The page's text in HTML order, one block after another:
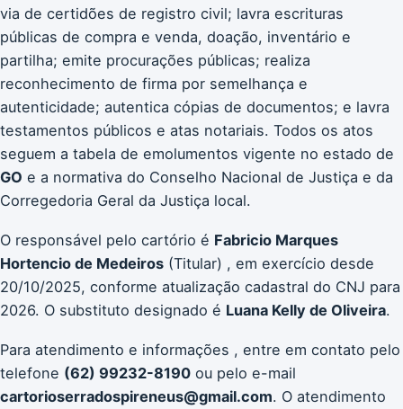
via de certidões de registro civil; lavra escrituras
públicas de compra e venda, doação, inventário e
partilha; emite procurações públicas; realiza
reconhecimento de firma por semelhança e
autenticidade; autentica cópias de documentos; e lavra
testamentos públicos e atas notariais. Todos os atos
seguem a tabela de emolumentos vigente no estado de
GO e a normativa do Conselho Nacional de Justiça e da
Corregedoria Geral da Justiça local.
O responsável pelo cartório é Fabricio Marques
Hortencio de Medeiros (Titular) , em exercício desde
20/10/2025, conforme atualização cadastral do CNJ para
2026. O substituto designado é Luana Kelly de Oliveira.
Para atendimento e informações , entre em contato pelo
telefone (62) 99232-8190 ou pelo e-mail
cartorioserradospireneus@gmail.com. O atendimento